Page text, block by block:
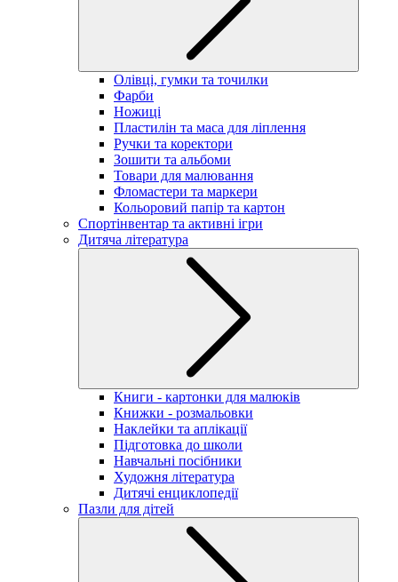
Олівці, гумки та точилки
Фарби
Ножиці
Пластилін та маса для ліплення
Ручки та коректори
Зошити та альбоми
Товари для малювання
Фломастери та маркери
Кольоровий папір та картон
Спортінвентар та активні ігри
Дитяча література
Книги - картонки для малюків
Книжки - розмальовки
Наклейки та аплікації
Підготовка до школи
Навчальні посібники
Художня література
Дитячі енциклопедії
Пазли для дітей